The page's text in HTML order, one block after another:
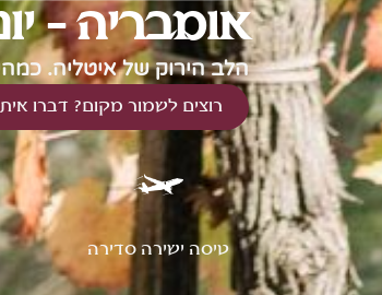
אומבריה - יוני
הלב הירוק של איטליה.
רוצים לשמור מקום? דברו
טיסה ישירה סדירה